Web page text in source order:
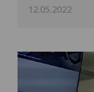
12.05.2022